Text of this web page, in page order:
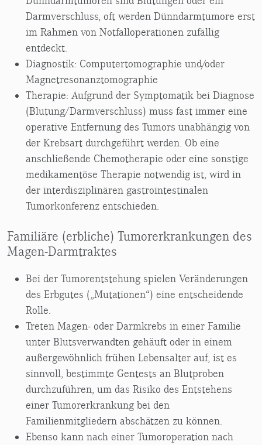
Darmverschluss, oft werden Dünndarmtumore erst
im Rahmen von Notfalloperationen zufällig
entdeckt.
Diagnostik: Computertomographie und/oder
Magnetresonanztomographie
Therapie: Aufgrund der Symptomatik bei Diagnose
(Blutung/Darmverschluss) muss fast immer eine
operative Entfernung des Tumors unabhängig von
der Krebsart durchgeführt werden. Ob eine
anschließende Chemotherapie oder eine sonstige
medikamentöse Therapie notwendig ist, wird in
der interdisziplinären gastrointestinalen
Tumorkonferenz entschieden.
Familiäre (erbliche) Tumorerkrankungen des
Magen-Darmtraktes
Bei der Tumorentstehung spielen Veränderungen
des Erbgutes („Mutationen“) eine entscheidende
Rolle.
Treten Magen- oder Darmkrebs in einer Familie
unter Blutsverwandten gehäuft oder in einem
außergewöhnlich frühen Lebensalter auf, ist es
sinnvoll, bestimmte Gentests an Blutproben
durchzuführen, um das Risiko des Entstehens
einer Tumorerkrankung bei den
Familienmitgliedern abschätzen zu können.
Ebenso kann nach einer Tumoroperation nach